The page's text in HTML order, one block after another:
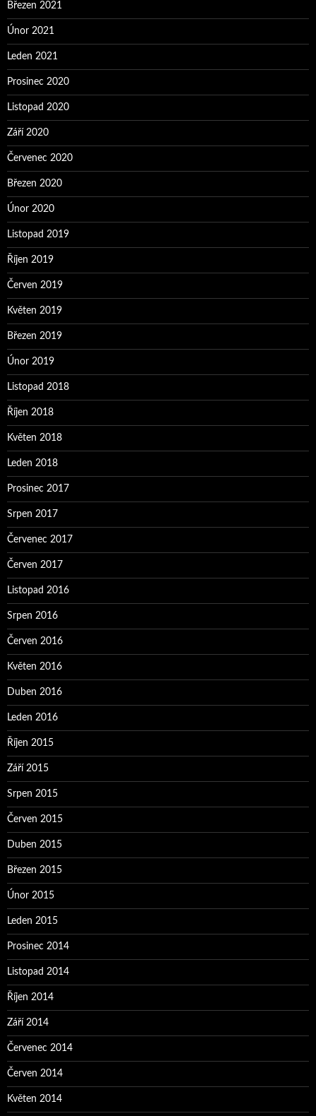
Březen 2021
Únor 2021
Leden 2021
Prosinec 2020
Listopad 2020
Září 2020
Červenec 2020
Březen 2020
Únor 2020
Listopad 2019
Říjen 2019
Červen 2019
Květen 2019
Březen 2019
Únor 2019
Listopad 2018
Říjen 2018
Květen 2018
Leden 2018
Prosinec 2017
Srpen 2017
Červenec 2017
Červen 2017
Listopad 2016
Srpen 2016
Červen 2016
Květen 2016
Duben 2016
Leden 2016
Říjen 2015
Září 2015
Srpen 2015
Červen 2015
Duben 2015
Březen 2015
Únor 2015
Leden 2015
Prosinec 2014
Listopad 2014
Říjen 2014
Září 2014
Červenec 2014
Červen 2014
Květen 2014